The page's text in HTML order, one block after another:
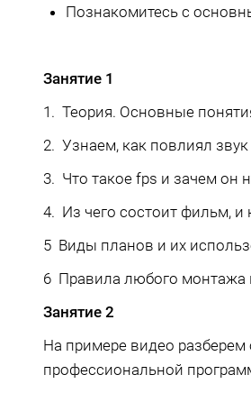
Познакомитесь с
Занятие 1
1. Теория. Основные
2. Узнаем, как повлиял
3. Что такое fps и зачем он
4. Из чего состоит фильм,
5 Виды планов и их
6 Правила любого монтажа
Занятие 2
На примере видео
профессиональной